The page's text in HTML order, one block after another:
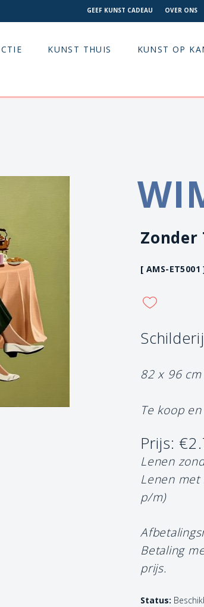
GEEF KUNST CADEAU OVER ONS
KUNST THUIS KUNST OP
Zonder
[ AMS-ET5001
Schilderij
82 x 96 cm
Te koop
Prijs:
Lenen
Lenen
p/m)
Betaling
prijs.
Status: